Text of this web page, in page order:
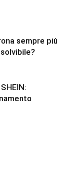
sempre più